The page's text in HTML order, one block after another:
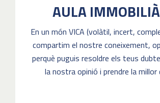
AULA
En un món VICA (volàtil, incert,
compartim el nostre coneixement,
perquè puguis resoldre els teus
la nostra opinió i prendre la millor